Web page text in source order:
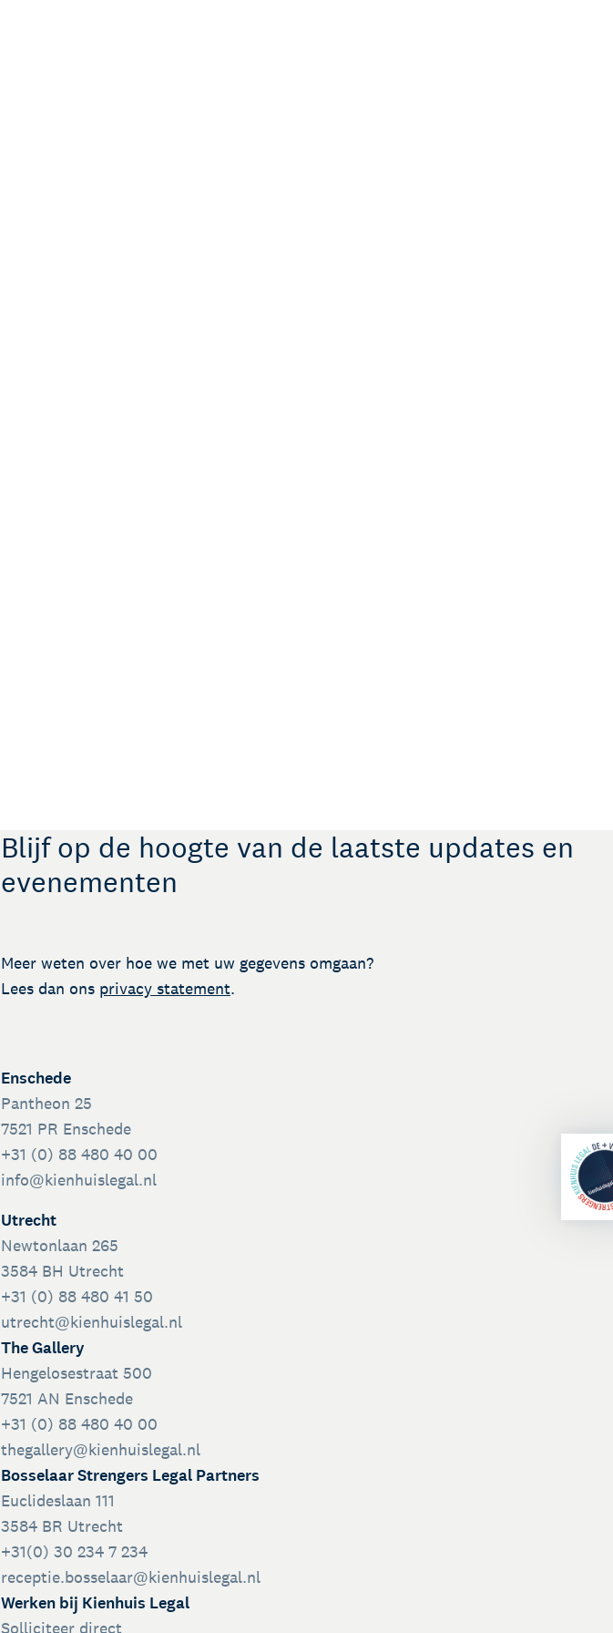
Blijf op de hoogte van de laatste updates en
evenementen
Meer weten over hoe we met uw gegevens omgaan?
Lees dan ons privacy statement.
Enschede
Pantheon 25
7521 PR Enschede
+31 (0) 88 480 40 00
info@kienhuislegal.nl
Utrecht
Newtonlaan 265
3584 BH Utrecht
+31 (0) 88 480 41 50
utrecht@kienhuislegal.nl
The Gallery
Hengelosestraat 500
7521 AN Enschede
+31 (0) 88 480 40 00
thegallery@kienhuislegal.nl
Bosselaar Strengers Legal Partners
Euclideslaan 111
3584 BR Utrecht
+31(0) 30 234 7 234
receptie.bosselaar@kienhuislegal.nl
Werken bij Kienhuis Legal
Solliciteer direct